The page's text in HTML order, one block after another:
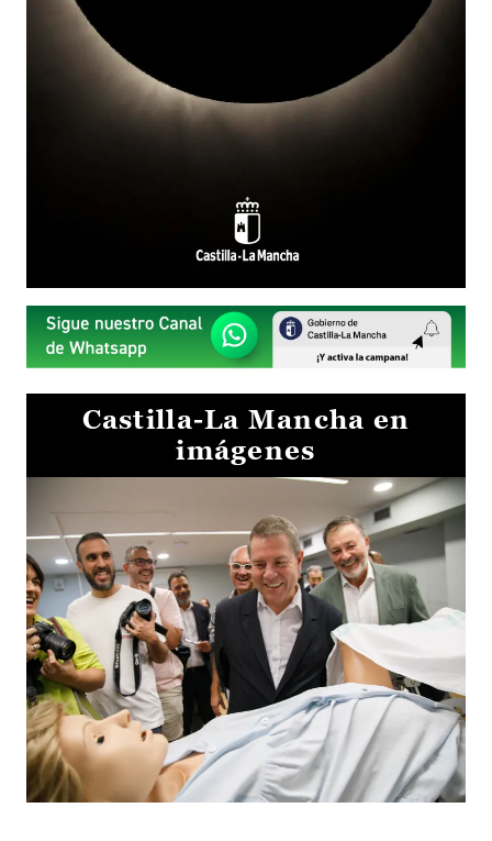
Castilla-La Mancha en
imágenes